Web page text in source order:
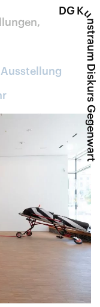
DG Ku
nstraum Diskurs Gegenwart